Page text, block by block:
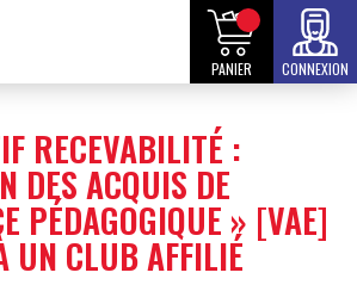
PANIER CONNEXION
RECEVABILITÉ :
DES ACQUIS DE
PÉDAGOGIQUE » [VAE]
UN CLUB AFFILIÉ